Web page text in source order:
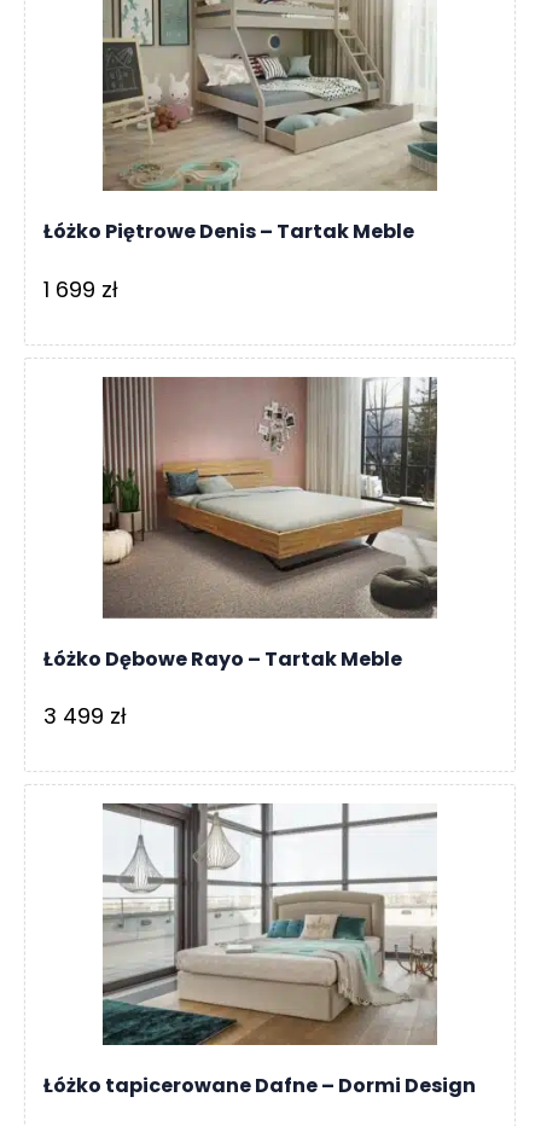
Łóżko Piętrowe Denis – Tartak Meble
1 699 zł
Łóżko Dębowe Rayo – Tartak Meble
3 499 zł
Łóżko tapicerowane Dafne – Dormi Design